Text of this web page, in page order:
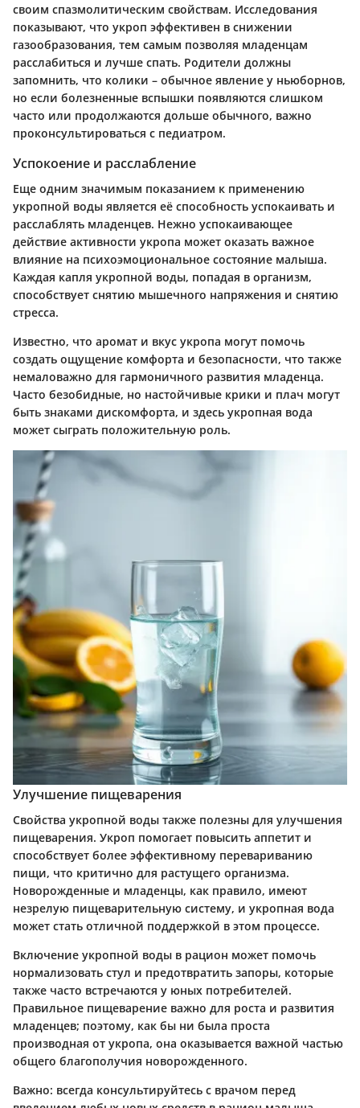
своим спазмолитическим свойствам. Исследования
показывают, что укроп эффективен в снижении
газообразования, тем самым позволяя младенцам
расслабиться и лучше спать. Родители должны
запомнить, что колики – обычное явление у ньюборнов,
но если болезненные вспышки появляются слишком
часто или продолжаются дольше обычного, важно
проконсультироваться с педиатром.
Успокоение и расслабление
Еще одним значимым показанием к применению
укропной воды является её способность успокаивать и
расслаблять младенцев. Нежно успокаивающее
действие активности укропа может оказать важное
влияние на психоэмоциональное состояние малыша.
Каждая капля укропной воды, попадая в организм,
способствует снятию мышечного напряжения и снятию
стресса.
Известно, что аромат и вкус укропа могут помочь
создать ощущение комфорта и безопасности, что также
немаловажно для гармоничного развития младенца.
Часто безобидные, но настойчивые крики и плач могут
быть знаками дискомфорта, и здесь укропная вода
может сыграть положительную роль.
Улучшение пищеварения
Свойства укропной воды также полезны для улучшения
пищеварения. Укроп помогает повысить аппетит и
способствует более эффективному перевариванию
пищи, что критично для растущего организма.
Новорожденные и младенцы, как правило, имеют
незрелую пищеварительную систему, и укропная вода
может стать отличной поддержкой в этом процессе.
Включение укропной воды в рацион может помочь
нормализовать стул и предотвратить запоры, которые
также часто встречаются у юных потребителей.
Правильное пищеварение важно для роста и развития
младенцев; поэтому, как бы ни была проста
производная от укропа, она оказывается важной частью
общего благополучия новорожденного.
Важно: всегда консультируйтесь с врачом перед